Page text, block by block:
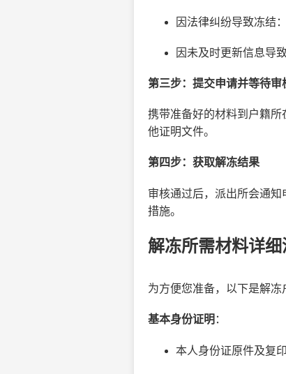
因法律纠纷导致冻结
因未及时更新信息导
第三步：提交申请并等待审
携带准备好的材料到户籍
他证明文件。
第四步：获取解冻结果
审核通过后，派出所会通
措施。
解冻所需材料详细
为方便您准备，以下是解冻
基本身份证明 ：
本人身份证原件及复